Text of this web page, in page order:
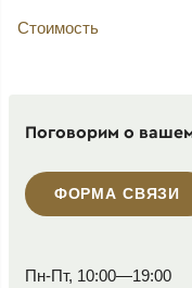
Стоимость
Поговорим о
ФОРМА СВЯЗИ
Пн-Пт, 10:00—19:00